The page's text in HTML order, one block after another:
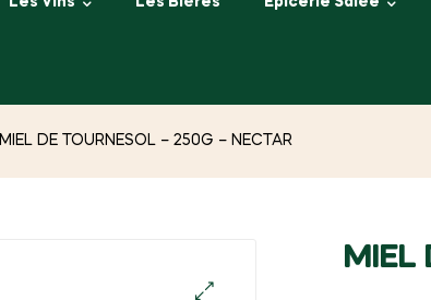
MIEL DE TOURNESOL – 250G – NECTAR
MIEL